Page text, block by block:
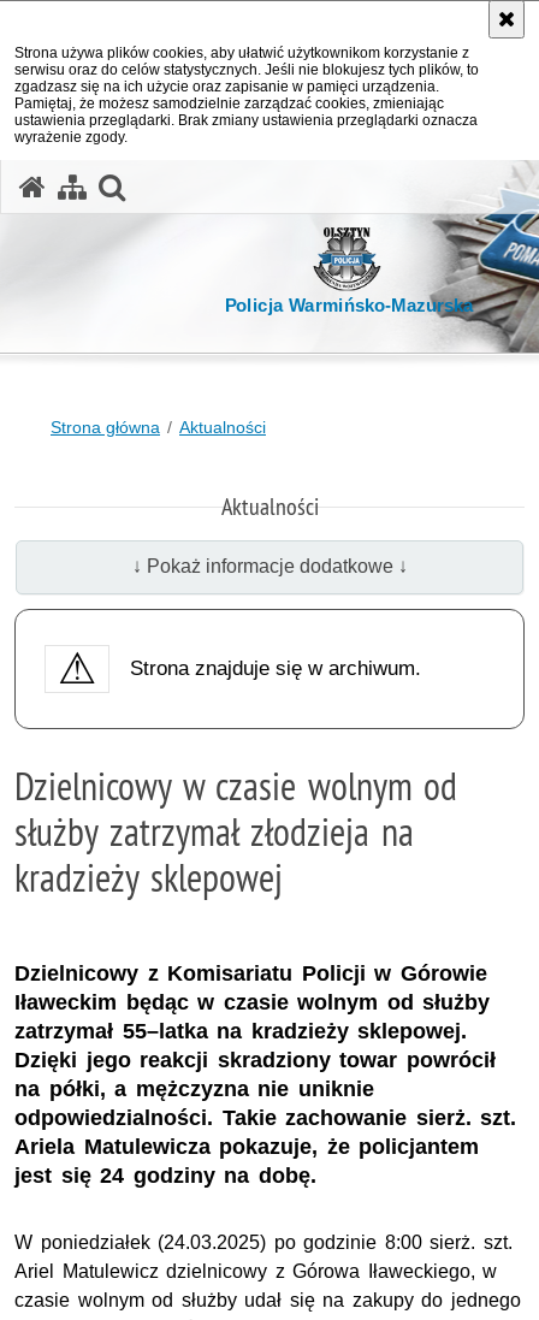
Strona używa plików cookies, aby ułatwić użytkownikom korzystanie z
serwisu oraz do celów statystycznych. Jeśli nie blokujesz tych plików, to
zgadzasz się na ich użycie oraz zapisanie w pamięci urządzenia.
Pamiętaj, że możesz samodzielnie zarządzać cookies, zmieniając
ustawienia przeglądarki. Brak zmiany ustawienia przeglądarki oznacza
wyrażenie zgody.
Policja Warmińsko-Mazurska
Strona główna Aktualności
Aktualności
↓ Pokaż informacje dodatkowe ↓
Strona znajduje się w archiwum.
Dzielnicowy w czasie wolnym od
służby zatrzymał złodzieja na
kradzieży sklepowej
Dzielnicowy z Komisariatu Policji w Górowie
Iławeckim będąc w czasie wolnym od służby
zatrzymał 55–latka na kradzieży sklepowej.
Dzięki jego reakcji skradziony towar powrócił
na półki, a mężczyzna nie uniknie
odpowiedzialności. Takie zachowanie sierż. szt.
Ariela Matulewicza pokazuje, że policjantem
jest się 24 godziny na dobę.
W poniedziałek (24.03.2025) po godzinie 8:00 sierż. szt.
Ariel Matulewicz dzielnicowy z Górowa Iławeckiego, w
czasie wolnym od służby udał się na zakupy do jednego